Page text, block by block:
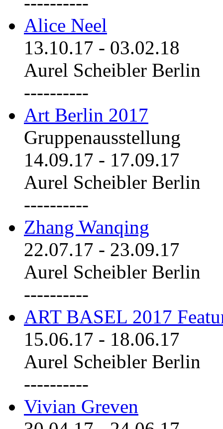
Alice Neel
13.10.17 - 03.02.18
Aurel Scheibler Berlin
----------
Art Berlin 2017
Gruppenausstellung
14.09.17 - 17.09.17
Aurel Scheibler Berlin
----------
Zhang Wanqing
22.07.17 - 23.09.17
Aurel Scheibler Berlin
----------
ART BASEL 2017
15.06.17 - 18.06.17
Aurel Scheibler Berlin
----------
Vivian Greven